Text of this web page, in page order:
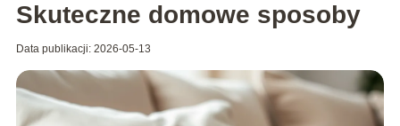
Skuteczne domowe sposoby
Data publikacji: 2026-05-13